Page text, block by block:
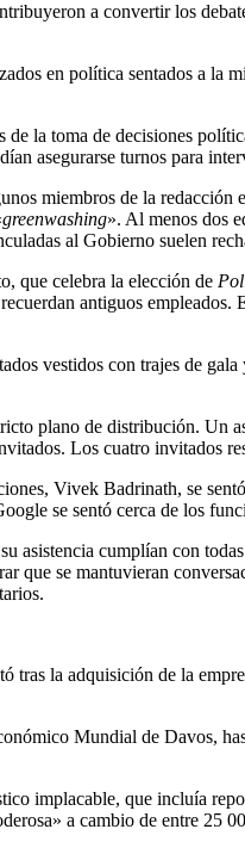
a convertir los
en política sentados a la
de la toma de decisiones
asegurarse turnos para
miembros de la redacción
greenwashing». Al menos dos
al Gobierno suelen
que celebra la elección de
antiguos
vestidos con trajes de
plano de distribución. Un
Los cuatro invitados
Vivek Badrinath, se
se sentó cerca de los
asistencia cumplían con
que se mantuvieran
tras la adquisición de la
Mundial de Davos,
implacable, que incluía
a cambio de entre 25